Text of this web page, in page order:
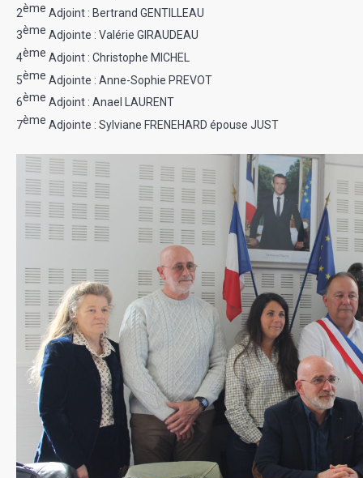
2ème Adjoint : Bertrand GENTILLEAU
3ème Adjointe : Valérie GIRAUDEAU
4ème Adjoint : Christophe MICHEL
5ème Adjointe : Anne-Sophie PREVOT
6ème Adjoint : Anael LAURENT
7ème Adjointe : Sylviane FRENEHARD épouse JUST